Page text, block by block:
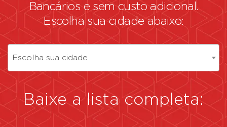
Bancáriose sem custo adicional.
Escolha sua cidade abaixo:
Escolha sua cidade
Baixe a lista completa: